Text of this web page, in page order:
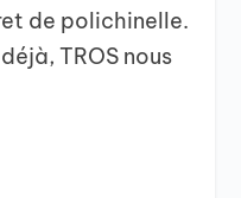
de polichinelle.
TROS nous